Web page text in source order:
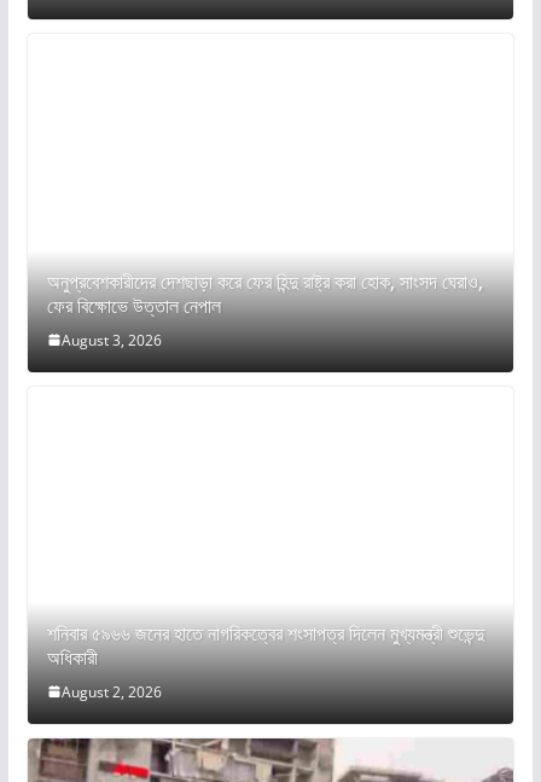
অনুপ্রবেশকারীদের দেশছাড়া করে ফের হিন্দু রাষ্ট্র করা হোক, সাংসদ ঘেরাও,
ফের বিক্ষোভে উত্তাল নেপাল
August 3, 2026
শনিবার ৫৯৬৬ জনের হাতে নাগরিকত্বের শংসাপত্র দিলেন মুখ্যমন্ত্রী শুভেন্দু
অধিকারী
August 2, 2026